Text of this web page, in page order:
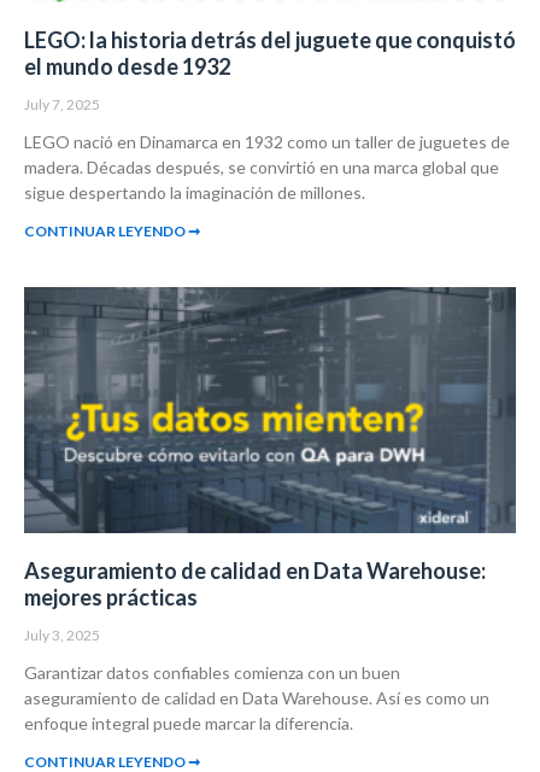
LEGO: la historia detrás del juguete que conquistó
el mundo desde 1932
July 7, 2025
LEGO nació en Dinamarca en 1932 como un taller de juguetes de
madera. Décadas después, se convirtió en una marca global que
sigue despertando la imaginación de millones.
CONTINUAR LEYENDO ➞
Aseguramiento de calidad en Data Warehouse:
mejores prácticas
July 3, 2025
Garantizar datos confiables comienza con un buen
aseguramiento de calidad en Data Warehouse. Así es como un
enfoque integral puede marcar la diferencia.
CONTINUAR LEYENDO ➞